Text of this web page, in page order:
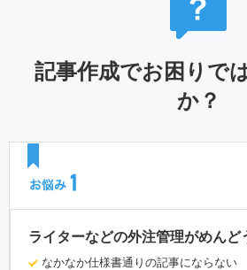
記事作成でお困りで
か？
ライターなどの外注管理がめんど
なかなか仕様書通りの記事にならない